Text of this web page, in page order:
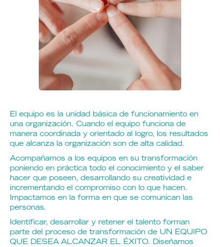
El equipo es la unidad básica de funcionamiento en
una organización. Cuando el equipo funciona de
manera coordinada y orientado al logro, los resultados
que alcanza la organización son de alta calidad.
Acompañamos a los equipos en su transformación
poniendo en práctica todo el conocimiento y el saber
hacer que poseen, desarrollando su creatividad e
incrementando el compromiso con lo que hacen.
Impactamos en la forma en que se comunican las
personas.
Identificar, desarrollar y retener el talento forman
parte del proceso de transformación de UN EQUIPO
QUE DESEA ALCANZAR EL ÉXITO. Diseñamos